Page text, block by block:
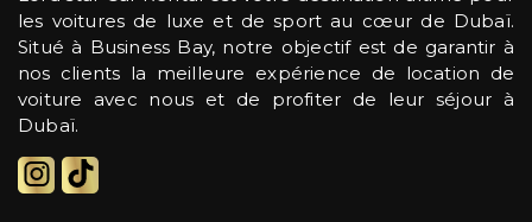
les voitures de luxe et de sport au cœur de Dubaï.
Situé à Business Bay, notre objectif est de garantir à
nos clients la meilleure expérience de location de
voiture avec nous et de profiter de leur séjour à
Dubaï.